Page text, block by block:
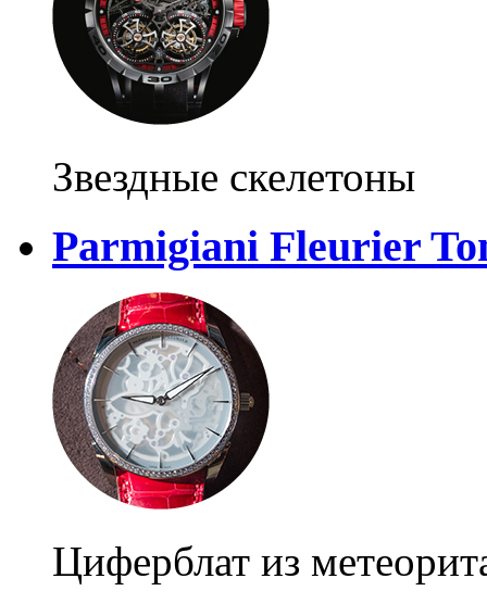
Звездные скелетоны
Parmigiani Fleurier
Циферблат из